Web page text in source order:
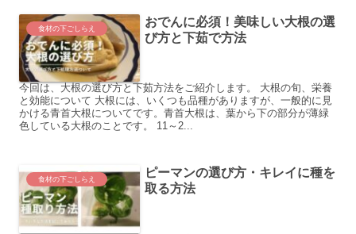
食材の下ごしらえ
おでんに必須！美味しい大根の選
び方と下茹で方法
今回は、大根の選び方と下茹方法をご紹介します。 大根の旬、栄養
と効能について 大根には、いくつも品種がありますが、一般的に見
かける青首大根についてです。青首大根は、葉から下の部分が薄緑
色している大根のことです。 11～2...
食材の下ごしらえ
ピーマンの選び方・キレイに種を
取る方法